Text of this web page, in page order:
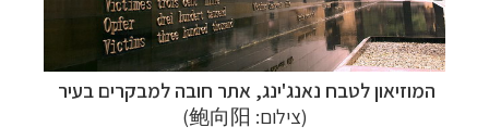
המוזיאון לטבח נאנג'ינג, אתר חובה למבקרים בעיר
(צילום: 鲍向阳)